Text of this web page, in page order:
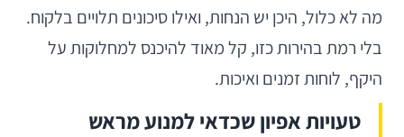
מה לא כלול, היכן יש הנחות, ואילו סיכונים תלויים בלקוח.
בלי רמת בהירות כזו, קל מאוד להיכנס למחלוקות על
היקף, לוחות זמנים ואיכות.
טעויות אפיון שכדאי למנוע מראש